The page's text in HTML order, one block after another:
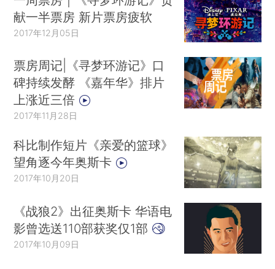
献一半票房 新片票房疲软
2017年12月05日
票房周记|《寻梦环游记》口
碑持续发酵 《嘉年华》排片
上涨近三倍
2017年11月28日
科比制作短片《亲爱的篮球》
望角逐今年奥斯卡
2017年10月20日
《战狼2》出征奥斯卡 华语电
影曾选送110部获奖仅1部
2017年10月09日